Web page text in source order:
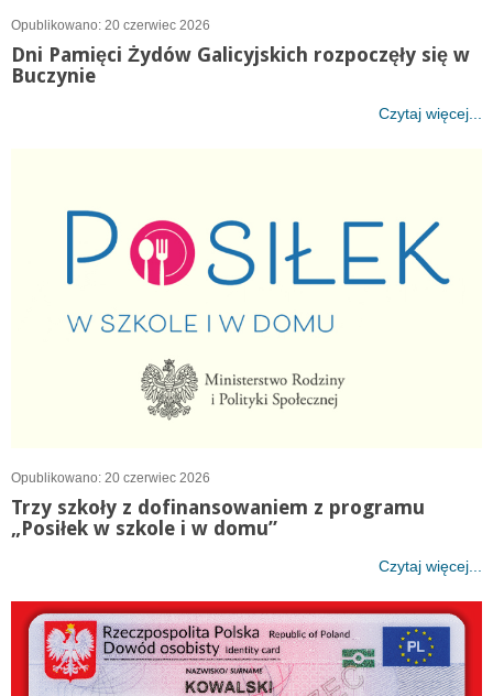
Opublikowano: 20 czerwiec 2026
Dni Pamięci Żydów Galicyjskich rozpoczęły się w
Buczynie
Czytaj więcej...
Opublikowano: 20 czerwiec 2026
Trzy szkoły z dofinansowaniem z programu
„Posiłek w szkole i w domu”
Czytaj więcej...